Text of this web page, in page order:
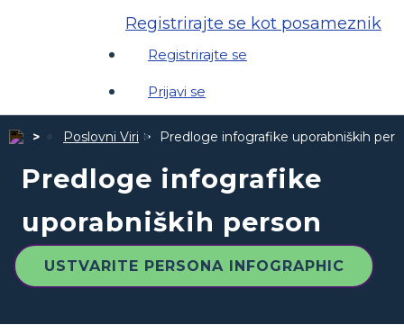
Registrirajte se kot posameznik
Registrirajte se
Prijavi se
Poslovni Viri Predloge infografike uporabniških
Predloge infografike
uporabniških person
USTVARITE PERSONA INFOGRAPHIC